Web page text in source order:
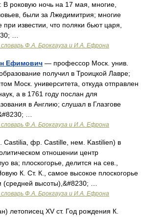
В роковую ночь на 17 мая, многие,
были за Лжедимитрия; многие
при известии, что поляки бьют царя,
…
Ф.А. Брокгауза и И.А. Ефрона
Ефимович — профессор Моск. унив.
получил в Троицкой Лавре;
Моск. университета, откуда отправлен
а в 1761 году послан для
в Англию; слушал в Глазгове
…
Ф.А. Брокгауза и И.А. Ефрона
Castilia, фр. Castille, нем. Kastilien) в
отношении центр
ва; плоскогорье, делится на сев.,
К. Ст. К., самое высокое плоскогорье
высоты),&#8230; …
Ф.А. Брокгауза и И.А. Ефрона
летописец XV ст. Год рождения К.